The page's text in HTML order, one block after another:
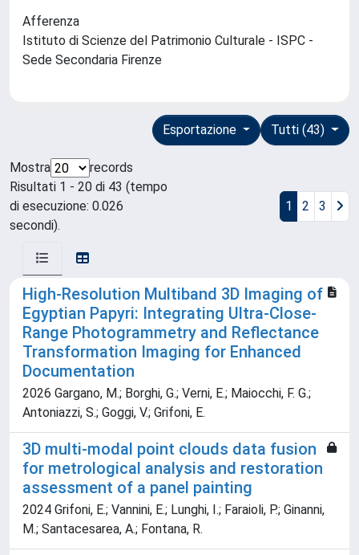
Afferenza
Istituto di Scienze del Patrimonio Culturale - ISPC -
Sede Secondaria Firenze
Tutti (43)
Esportazione
Mostra
records
Risultati 1 - 20 di 43 (tempo
di esecuzione: 0.026
secondi).
1 2 3
High-Resolution Multiband 3D Imaging of
Egyptian Papyri: Integrating Ultra-Close-
Range Photogrammetry and Reflectance
Transformation Imaging for Enhanced
Documentation
2026 Gargano, M.; Borghi, G.; Verni, E.; Maiocchi, F. G.;
Antoniazzi, S.; Goggi, V.; Grifoni, E.
3D multi-modal point clouds data fusion
for metrological analysis and restoration
assessment of a panel painting
2024 Grifoni, E.; Vannini, E.; Lunghi, I.; Faraioli, P.; Ginanni,
M.; Santacesarea, A.; Fontana, R.